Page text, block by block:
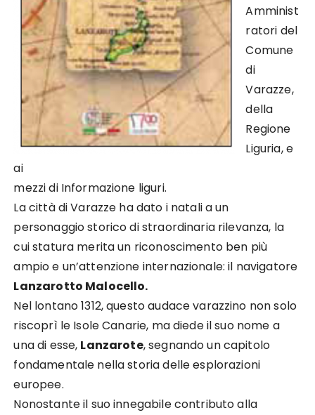
Amminist
ratori del
Comune
di
Varazze,
della
Regione
Liguria, e
ai
mezzi di Informazione liguri.
La città di Varazze ha dato i natali a un
personaggio storico di straordinaria rilevanza, la
cui statura merita un riconoscimento ben più
ampio e un’attenzione internazionale: il navigatore
Lanzarotto Malocello.
Nel lontano 1312, questo audace varazzino non solo
riscoprì le Isole Canarie, ma diede il suo nome a
una di esse, Lanzarote, segnando un capitolo
fondamentale nella storia delle esplorazioni
europee.
Nonostante il suo innegabile contributo alla